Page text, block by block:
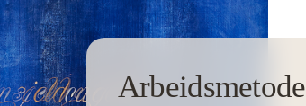
Arbeidsmetode